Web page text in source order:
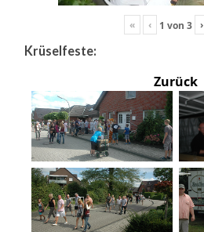
« ‹ 1 von 3 ›
Krüselfeste:
Zurück